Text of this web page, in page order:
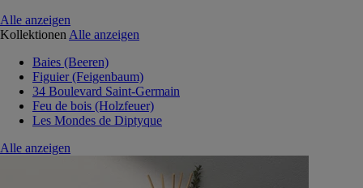
Alle anzeigen
Kollektionen Alle anzeigen
Baies (Beeren)
Figuier (Feigenbaum)
34 Boulevard Saint-Germain
Feu de bois (Holzfeuer)
Les Mondes de Diptyque
Alle anzeigen